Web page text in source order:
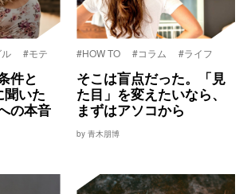
#モテ
件と
聞いた
の本音
#HOW TO #コラム #ライフ
そこは盲点だった。「見
た目」を変えたいなら、
まずはアソコから
by 青木朋博